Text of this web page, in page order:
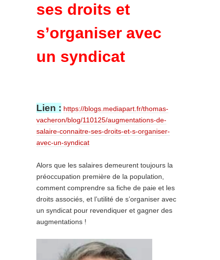
ses droits et
s’organiser avec
un syndicat
Lien : https://blogs.mediapart.fr/thomas-
vacheron/blog/110125/augmentations-de-
salaire-connaitre-ses-droits-et-s-organiser-
avec-un-syndicat
Alors que les salaires demeurent toujours la
préoccupation première de la population,
comment comprendre sa fiche de paie et les
droits associés, et l’utilité de s’organiser avec
un syndicat pour revendiquer et gagner des
augmentations !